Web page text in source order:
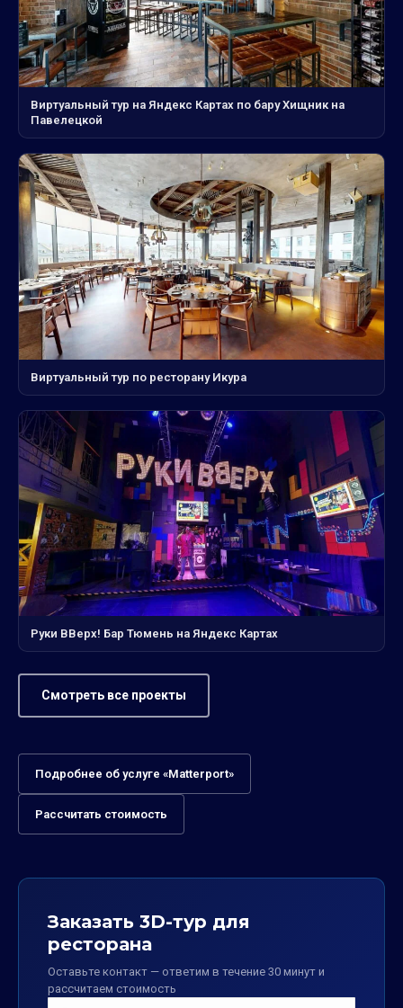
Виртуальный тур на Яндекс Картах по бару Хищник на
Павелецкой
Виртуальный тур по ресторану Икура
Руки ВВерх! Бар Тюмень на Яндекс Картах
Смотреть все проекты
Подробнее об услуге «Matterport»
Рассчитать стоимость
Заказать 3D-тур для
ресторана
Оставьте контакт — ответим в течение 30 минут и
рассчитаем стоимость